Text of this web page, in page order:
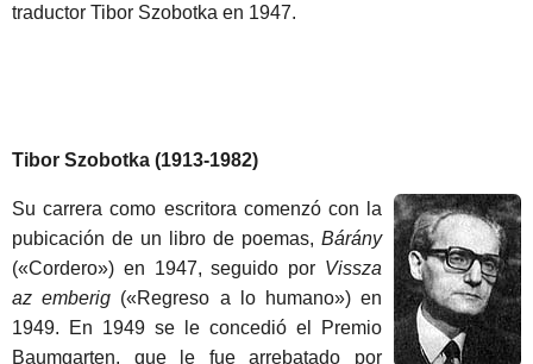
traductor Tibor Szobotka en 1947.
Tibor Szobotka (1913-1982)
Su carrera como escritora comenzó con la
pubicación de un libro de poemas, Bárány
(«Cordero») en 1947, seguido por Vissza
az emberig («Regreso a lo humano») en
1949. En 1949 se le concedió el Premio
Baumgarten, que le fue arrebatado por